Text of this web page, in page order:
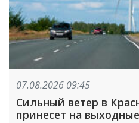
07.08.2026 09:45
Сильный ветер в
принесет на